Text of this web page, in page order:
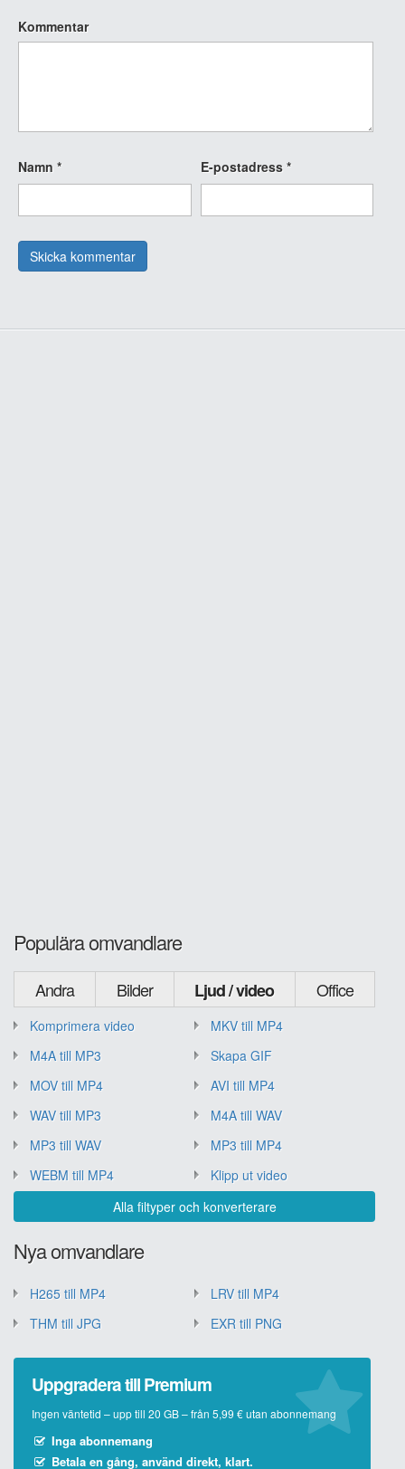
Kommentar
Namn * E-postadress *
Populära omvandlare
Andra Bilder Ljud / video Office
Komprimera video
MKV till MP4
M4A till MP3
Skapa GIF
MOV till MP4
AVI till MP4
WAV till MP3
M4A till WAV
MP3 till WAV
MP3 till MP4
WEBM till MP4
Klipp ut video
Alla filtyper och konverterare
Nya omvandlare
H265 till MP4
LRV till MP4
THM till JPG
EXR till PNG
Uppgradera till Premium
Ingen väntetid – upp till 20 GB – från 5,99 € utan abonnemang
Inga abonnemang
Betala en gång, använd direkt, klart.